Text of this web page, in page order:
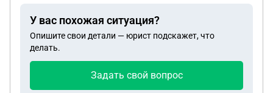
У вас похожая ситуация?
Опишите свои детали — юрист подскажет, что
делать.
Задать свой вопрос